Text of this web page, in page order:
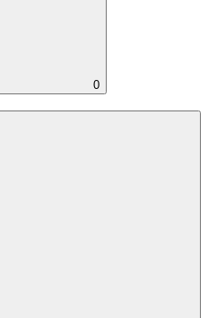
0